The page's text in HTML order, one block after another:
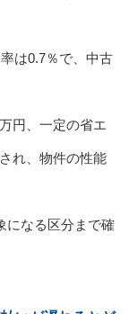
は0.7％で、中古
円、一定の省エ
れ、物件の性能
になる区分まで確